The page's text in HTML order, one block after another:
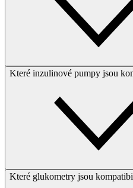
Které inzulinové pumpy jsou
Které glukometry jsou